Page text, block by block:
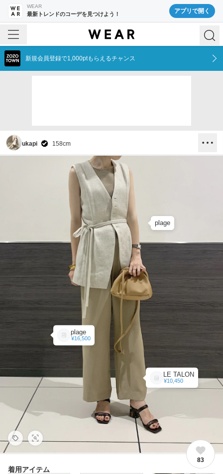
WEAR
最新トレンドのコーデを見つけよう！ アプリで開く
新規会員登録で1,000ptもらえるチャンス
ukapi 158cm
plage
¥16,500
LE TALON
¥10,450
plage
83
着用アイテム